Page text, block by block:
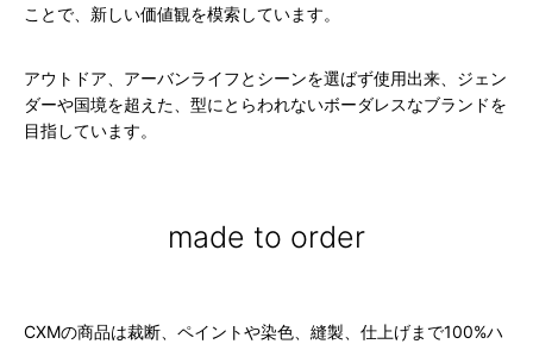
ことで、新しい価値観を模索しています。
アウトドア、アーバンライフとシーンを選ばず使用出来、ジェン
ダーや国境を超えた、型にとらわれないボーダレスなブランドを
目指しています。
made to order
CXMの商品は裁断、ペイントや染色、縫製、仕上げまで100%ハ